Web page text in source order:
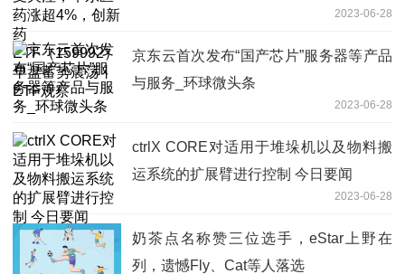
2023-06-28
京东云首次发布“国产芯片”服务器等产品
与服务_环球微头条
2023-06-28
ctrlX CORE对适用于堆垛机以及物料搬
运系统的扩展臂进行控制 今日要闻
2023-06-28
奶茶点名称赞三位选手，eStar上野在
列，遗憾Fly、Cat等人落选